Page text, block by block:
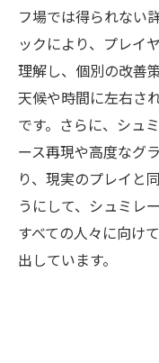
フ場では得られない
ックにより、プレイ
理解し、個別の改善
天候や時間に左右さ
です。さらに、シュ
ース再現や高度なグ
り、現実のプレイと
うにして、シュミレ
すべての人々に向け
出しています。